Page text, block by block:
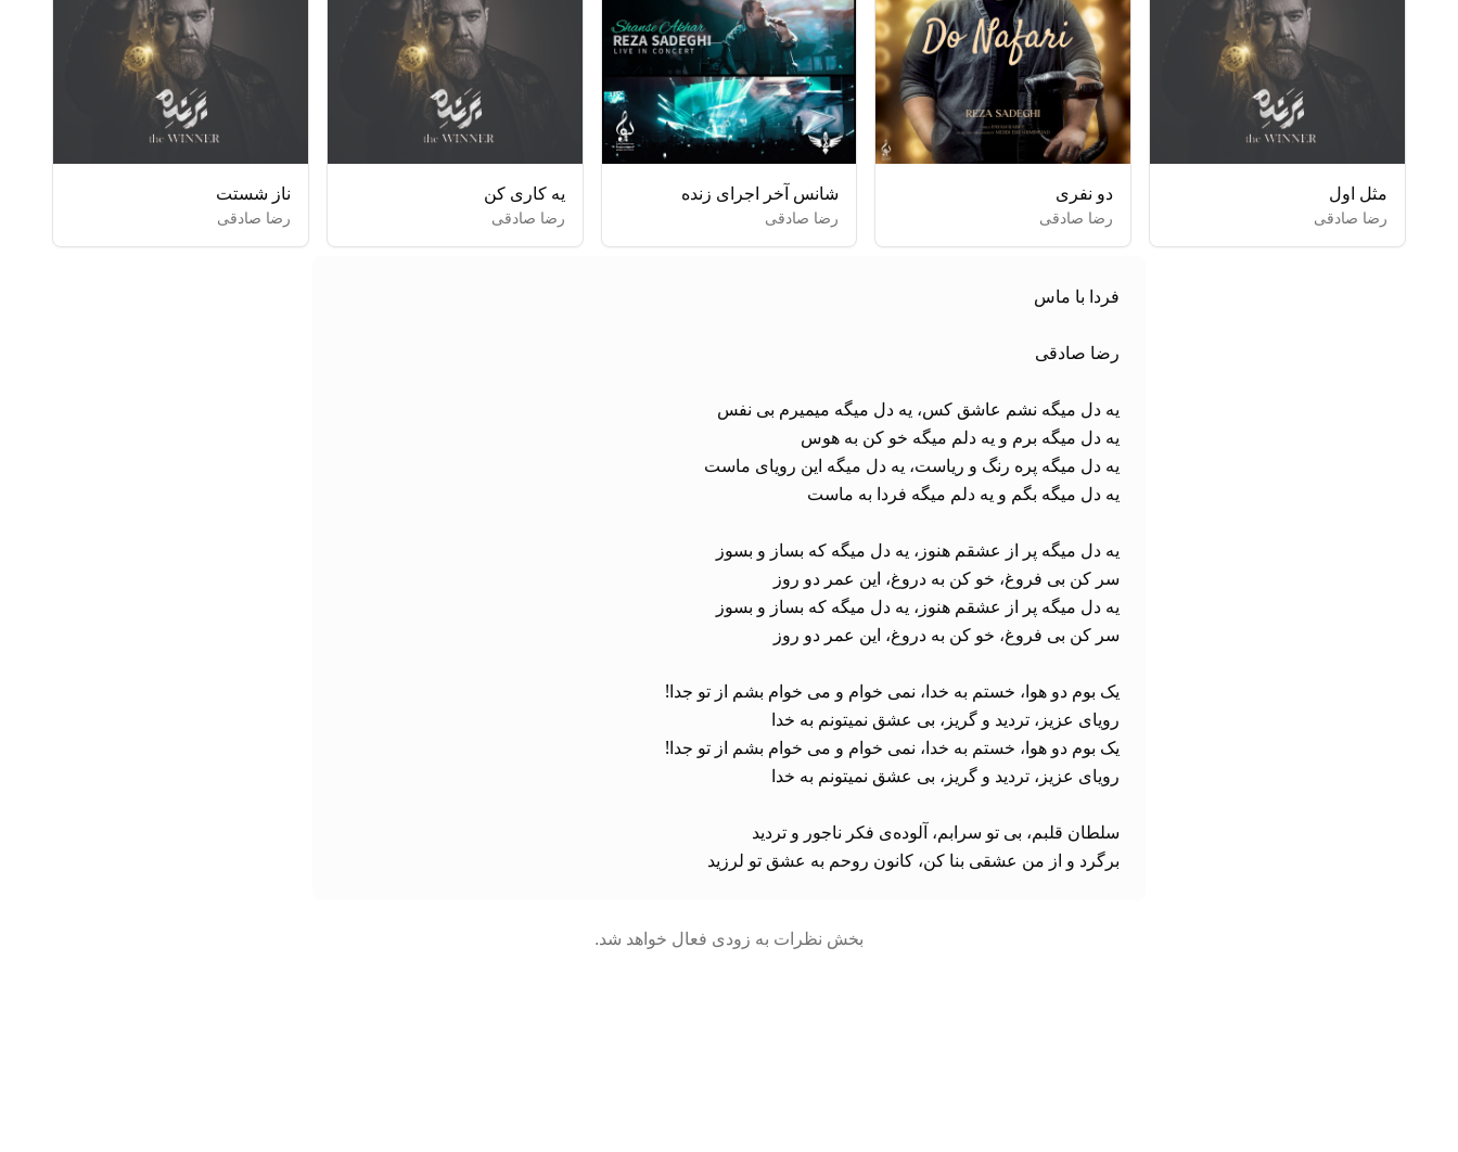
مثل اول
رضا صادقی
دو نفری
رضا صادقی
شانس آخر اجرای زنده
رضا صادقی
یه کاری کن
رضا صادقی
ناز شستت
رضا صادقی
برگرد و از من عشقی بنا کن، کانون روحم به عشق تو لرزید
بخش نظرات به زودی فعال خواهد شد.